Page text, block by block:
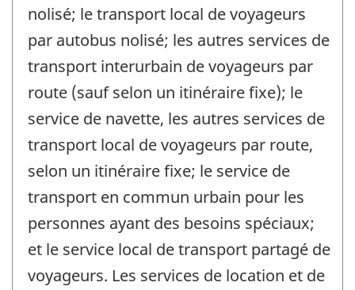
nolisé; le transport local de voyageurs
par autobus nolisé; les autres services de
transport interurbain de voyageurs par
route (sauf selon un itinéraire fixe); le
service de navette, les autres services de
transport local de voyageurs par route,
selon un itinéraire fixe; le service de
transport en commun urbain pour les
personnes ayant des besoins spéciaux;
et le service local de transport partagé de
voyageurs. Les services de location et de